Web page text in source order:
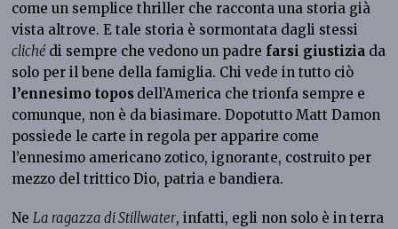
come un semplice thriller che racconta una storia già
vista altrove. E tale storia è sormontata dagli stessi
cliché di sempre che vedono un padre farsi giustizia da
solo per il bene della famiglia. Chi vede in tutto ciò
l’ennesimo topos dell’America che trionfa sempre e
comunque, non è da biasimare. Dopotutto Matt Damon
possiede le carte in regola per apparire come
l’ennesimo americano zotico, ignorante, costruito per
mezzo del trittico Dio, patria e bandiera.
Ne La ragazza di Stillwater, infatti, egli non solo è in terra